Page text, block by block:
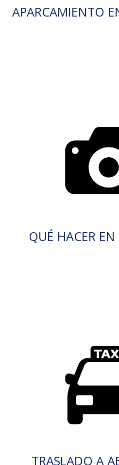
APARCAMIENTO
QUÉ HACER
TRASLADO A